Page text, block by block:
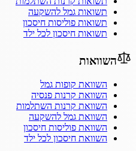
תשואות גמל להשקעה
תשואות פוליסות חיסכון
תשואות חיסכון לכל ילד
השוואות
השוואת קופות גמל
השוואת קרנות פנסיה
השוואת קרנות השתלמות
השוואת גמל להשקעה
השוואת פוליסות חיסכון
השוואת חיסכון לכל ילד